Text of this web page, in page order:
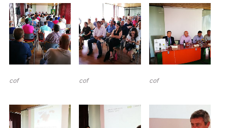
cof cof cof